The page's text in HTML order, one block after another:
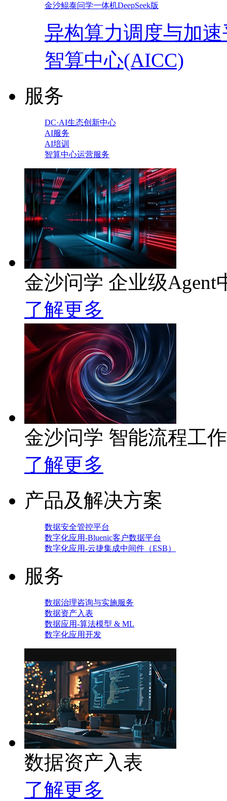
金沙鲲泰问学一体机DeepSeek版
异构算力调度与加
智算中心(AICC)
服务
DC·AI生态创新中心
AI服务
AI培训
智算中心运营服务
金沙问学 企业级Agent
了解更多
金沙问学 智能流程工
了解更多
产品及解决方案
数据安全管控平台
数字化应用-Bluenic客户数据平台
数字化应用-云捷集成中间件（ESB）
服务
数据治理咨询与实施服务
数据资产入表
数据应用-算法模型 & ML
数字化应用开发
数据资产入表
了解更多